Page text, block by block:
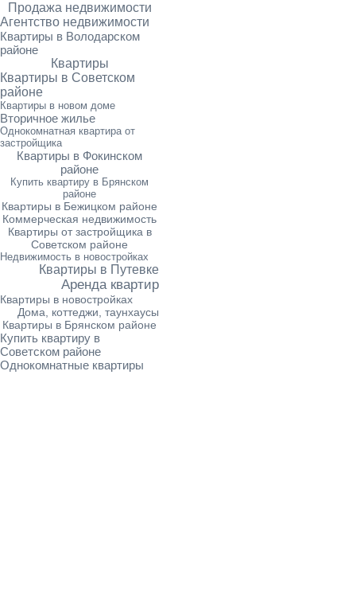
Продажа недвижимости
Агентство недвижимости
Квартиры в Володарском
районе
Квартиры
Квартиры в Советском
районе
Квартиры в новом доме
Вторичное жилье
Однокомнатная квартира от
застройщика
Квартиры в Фокинском
районе
Купить квартиру в Брянском
районе
Квартиры в Бежицком районе
Коммерческая недвижимость
Квартиры от застройщика в
Советском районе
Недвижимость в новостройках
Квартиры в Путевке
Аренда квартир
Квартиры в новостройках
Дома, коттеджи, таунхаусы
Квартиры в Брянском районе
Купить квартиру в
Советском районе
Однокомнатные квартиры